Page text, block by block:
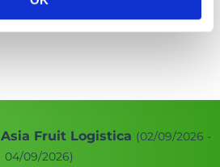
Asia Fruit Logistica (02/09/2026 -
04/09/2026)